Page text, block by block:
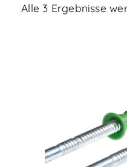
Alle 3 Ergebnisse